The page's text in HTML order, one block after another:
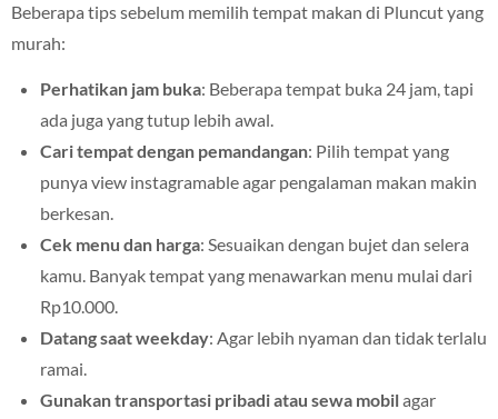
Beberapa tips sebelum memilih tempat makan di Pluncut yang
murah:
Perhatikan jam buka: Beberapa tempat buka 24 jam, tapi
ada juga yang tutup lebih awal.
Cari tempat dengan pemandangan: Pilih tempat yang
punya view instagramable agar pengalaman makan makin
berkesan.
Cek menu dan harga: Sesuaikan dengan bujet dan selera
kamu. Banyak tempat yang menawarkan menu mulai dari
Rp10.000.
Datang saat weekday: Agar lebih nyaman dan tidak terlalu
ramai.
Gunakan transportasi pribadi atau sewa mobilagar